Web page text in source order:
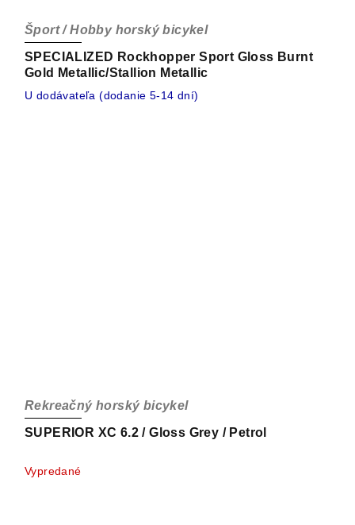
SPECIALIZED Rockhopper Sport Gloss Burnt
Gold Metallic/Stallion Metallic
Šport / Hobby horský bicykel
U dodávateľa (dodanie 5-14 dní)
SUPERIOR XC 6.2 / Gloss Grey / Petrol
Rekreačný horský bicykel
Vypredané